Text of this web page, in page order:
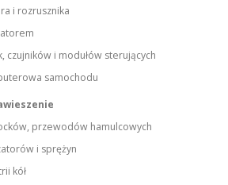
i rozrusznika
czujników i modułów sterujących
samochodu
przewodów hamulcowych
i sprężyn
kół